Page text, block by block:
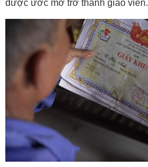
được ước mơ trở thành giáo viên.